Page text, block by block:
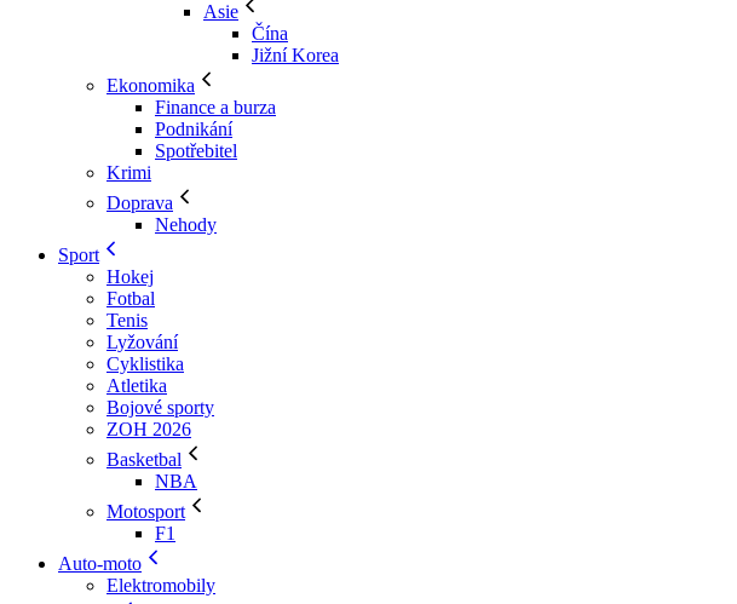
Asie
Čína
Jižní Korea
Ekonomika
Finance a burza
Podnikání
Spotřebitel
Krimi
Doprava
Nehody
Sport
Hokej
Fotbal
Tenis
Lyžování
Cyklistika
Atletika
Bojové sporty
ZOH 2026
Basketbal
NBA
Motosport
F1
Auto-moto
Elektromobily